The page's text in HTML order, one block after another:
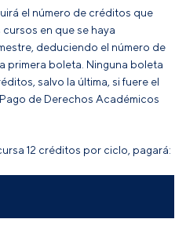
el número de créditos que
en que se haya
deduciendo el número de
primera boleta . Ninguna boleta
salvo la última, si fuere el
de Derechos Académicos
12 créditos por ciclo, pagará: